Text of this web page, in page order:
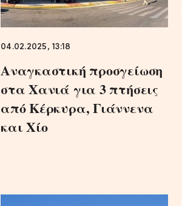
04.02.2025, 13:18
Αναγκαστική προσγείωση
στα Χανιά για 3 πτήσεις
από Κέρκυρα, Γιάννενα
και Χίο